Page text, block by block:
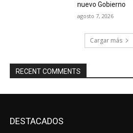
nuevo Gobierno
agosto 7, 2026
Cargar más
RECENT COMMENTS
DESTACADOS